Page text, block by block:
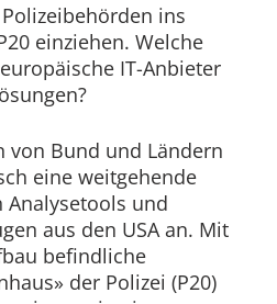
ins
einziehen. Welche
IT-Anbieter
von Bund und Ländern
eine weitgehende
Analysetools und
aus den USA an. Mit
befindliche
der Polizei (P20)